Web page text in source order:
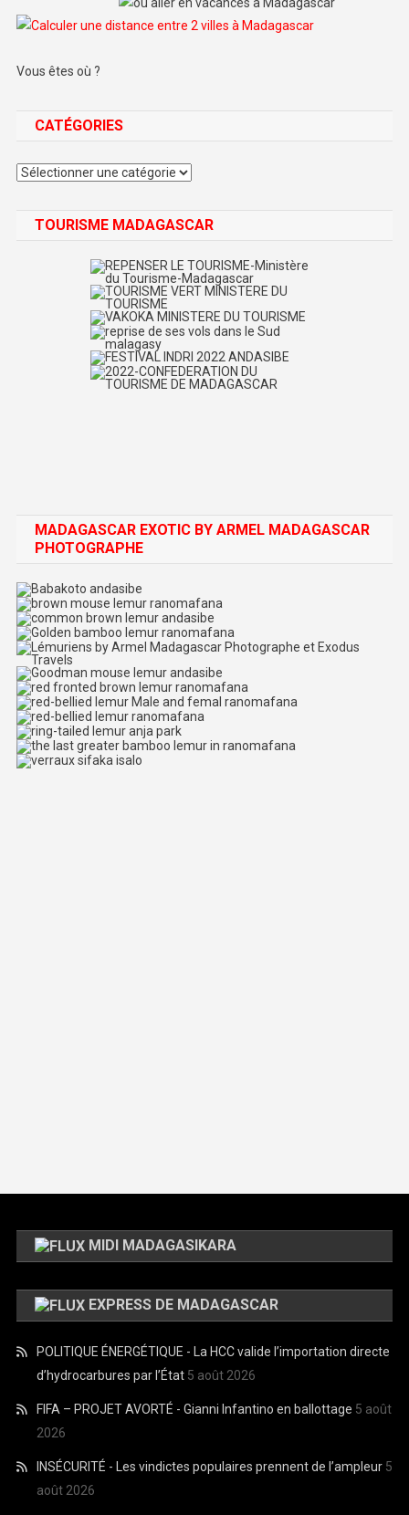
Vous êtes où ?
CATÉGORIES
Catégories
TOURISME MADAGASCAR
MADAGASCAR EXOTIC BY ARMEL MADAGASCAR
PHOTOGRAPHE
MIDI MADAGASIKARA
EXPRESS DE MADAGASCAR
POLITIQUE ÉNERGÉTIQUE - La HCC valide l’importation directe
d’hydrocarbures par l’État 5 août 2026
FIFA – PROJET AVORTÉ - Gianni Infantino en ballottage 5 août
2026
INSÉCURITÉ - Les vindictes populaires prennent de l’ampleur 5
août 2026